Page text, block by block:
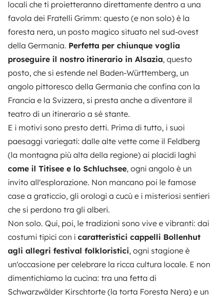
locali che ti proietteranno direttamente dentro a una
favola dei Fratelli Grimm: questo (e non solo) è la
foresta nera, un posto magico situato nel sud-ovest
della Germania. Perfetta per chiunque voglia
proseguire il nostro itinerario in Alsazia, questo
posto, che si estende nel Baden-Württemberg, un
angolo pittoresco della Germania che confina con la
Francia e la Svizzera, si presta anche a diventare il
teatro di un itinerario a sé stante.
E i motivi sono presto detti. Prima di tutto, i suoi
paesaggi variegati: dalle alte vette come il Feldberg
(la montagna più alta della regione) ai placidi laghi
come il Titisee e lo Schluchsee, ogni angolo è un
invito all'esplorazione. Non mancano poi le famose
case a graticcio, gli orologi a cucù e i misteriosi sentieri
che si perdono tra gli alberi.
Non solo. Qui, poi, le tradizioni sono vive e vibranti: dai
costumi tipici con i caratteristici cappelli Bollenhut
agli allegri festival folkloristici, ogni stagione è
un'occasione per celebrare la ricca cultura locale. E non
dimentichiamo la cucina: tra una fetta di
Schwarzwälder Kirschtorte (la torta Foresta Nera) e un